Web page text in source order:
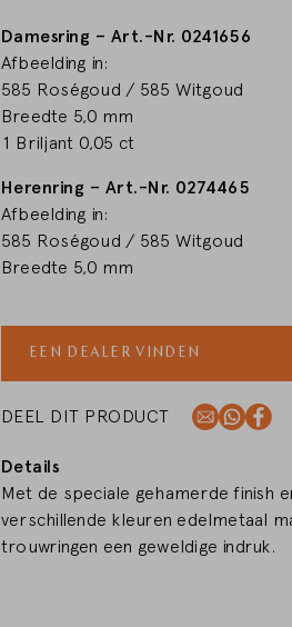
Damesring – Art.-Nr. 0241656
Afbeelding in:
585 Roségoud / 585 Witgoud
Breedte 5,0 mm
1 Briljant 0,05 ct
Herenring – Art.-Nr. 0274465
Afbeelding in:
585 Roségoud / 585 Witgoud
Breedte 5,0 mm
EEN DEALER VINDEN
DEEL DIT PRODUCT
Details
Met de speciale gehamerde finish
verschillende kleuren edelmetaal
trouwringen een geweldige indruk.